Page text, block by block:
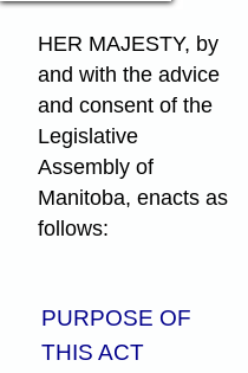
HER MAJESTY, by
and with the advice
and consent of the
Legislative
Assembly of
Manitoba, enacts as
follows:
PURPOSE OF
THIS ACT